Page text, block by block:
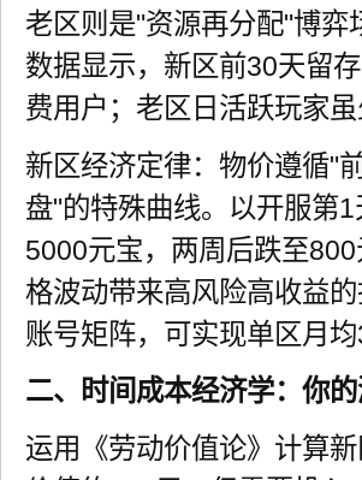
老区则是"资源再分配"博
数据显示，新区前30天留
费用户；老区日活跃玩家
新区经济定律：物价遵循"
盘"的特殊曲线。以开服第
5000元宝，两周后跌至
格波动带来高风险高收益
账号矩阵，可实现单区月
二、时间成本经济学：你
运用《劳动价值论》计算